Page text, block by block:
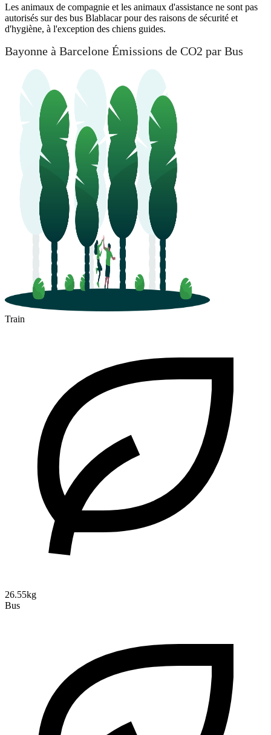
Les animaux de compagnie et les animaux d'assistance ne sont pas
autorisés sur des bus Blablacar pour des raisons de sécurité et
d'hygiène, à l'exception des chiens guides.
Bayonne à Barcelone Émissions de CO2 par Bus
Train
26.55kg
Bus